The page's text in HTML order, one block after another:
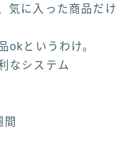
気に入った商品だけ
okというわけ。
なシステム
間